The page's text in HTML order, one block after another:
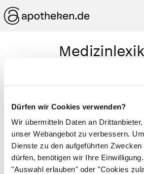
Dürfen wir Cookies verwenden?
Wir übermitteln Daten an
unser Webangebot zu verbessern.
Dienste zu den aufgeführten
dürfen, benötigen wir Ihre
"Auswahl erlauben" oder "Cookies
Speiseröhre(Ösophagus). Starke
Speiseröhrenblutungen rufen
Erbrechen von Blut hervor.
Blutungen sind an einer
Stuhls (Teerstuhl ) erkennbar. Zu